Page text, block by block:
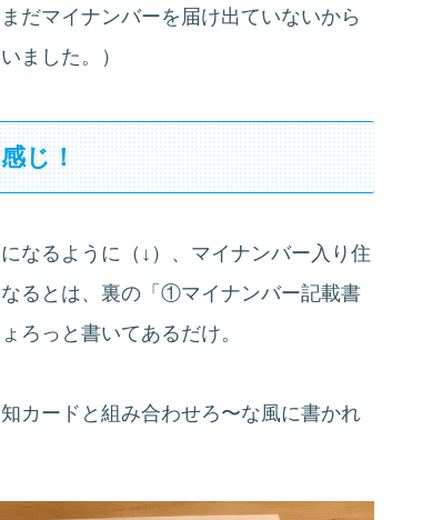
だマイナンバーを届け出ていないから
ました。）
じ！
なるように（↓）、マイナンバー入り住
るとは、裏の「①マイナンバー記載書
ろっと書いてあるだけ。
カードと組み合わせろ〜な風に書かれ